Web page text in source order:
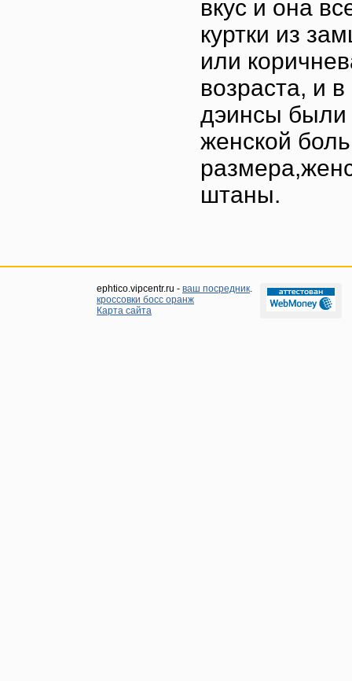
вкус и она
куртки из
или
возраста, и
дэинсы были
женской
штаны.
ephtico.vipcentr.ru - ваш посредник.
кроссовки босс оранж
Карта сайта